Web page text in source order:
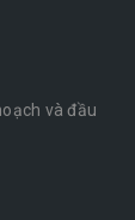
và đầu